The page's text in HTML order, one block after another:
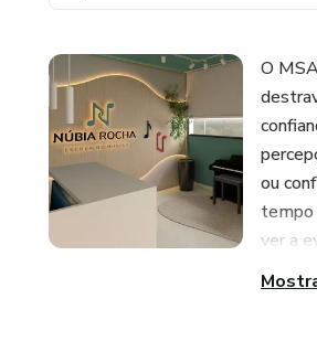
O
ou
tempo
ver a